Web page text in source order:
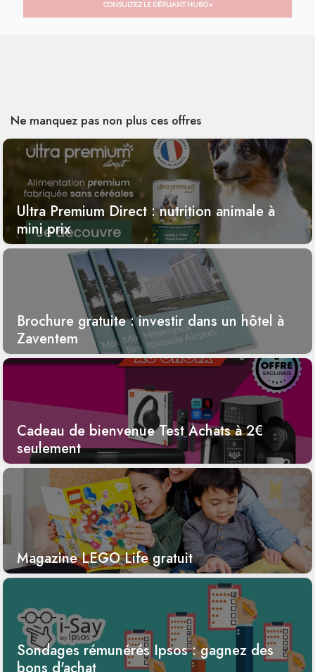
CONSULTEZ LE DÉPLIANT HUBO »
Ne manquez pas non plus ces offres
Ultra Premium Direct : nutrition animale à
mini prix
Brochure gratuite : investir dans un hôtel à
Zaventem
Cadeau de bienvenue Test Achats à 2€
seulement
Magazine LEGO Life gratuit
Sondages rémunérés Ipsos : gagnez des